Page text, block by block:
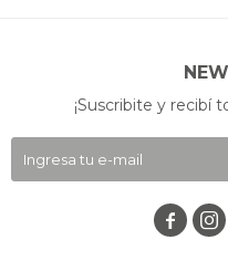
¡Suscribite y recibí
 